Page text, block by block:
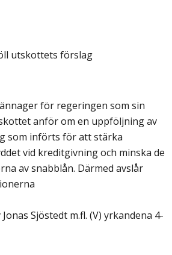
utskottets förslag
för regeringen som sin
anför om en uppföljning av
som införts för att stärka
vid kreditgivning och minska de
av snabblån. Därmed avslår
Jonas Sjöstedt m.fl. (V) yrkandena 4-